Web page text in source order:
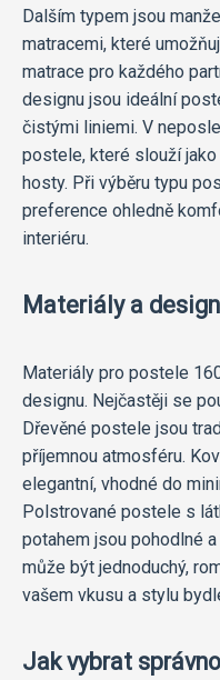
Dalším typem jsou
matracemi, které
matrace pro každého
designu jsou ideální
čistými liniemi. V
postele, které slouží
hosty. Při výběru typu
preference ohledně
interiéru.
Materiály a
Materiály pro postele
designu. Nejčastěji se
Dřevěné postele jsou
příjemnou atmosféru.
elegantní, vhodné do
Polstrované postele s
potahem jsou pohodlné
může být jednoduchý,
vašem vkusu a stylu
Jak vybrat